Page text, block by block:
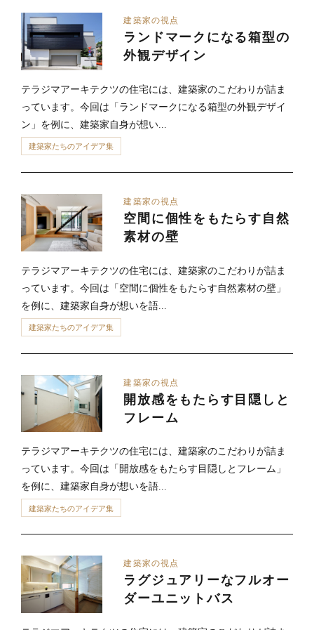
建築家の視点
ランドマークになる箱型の
外観デザイン
テラジマアーキテクツの住宅には、建築家のこだわりが詰ま
っています。今回は「ランドマークになる箱型の外観デザイ
ン」を例に、建築家自身が想い...
建築家たちのアイデア集
建築家の視点
空間に個性をもたらす自然
素材の壁
テラジマアーキテクツの住宅には、建築家のこだわりが詰ま
っています。今回は「空間に個性をもたらす自然素材の壁」
を例に、建築家自身が想いを語...
建築家たちのアイデア集
建築家の視点
開放感をもたらす目隠しと
フレーム
テラジマアーキテクツの住宅には、建築家のこだわりが詰ま
っています。今回は「開放感をもたらす目隠しとフレーム」
を例に、建築家自身が想いを語...
建築家たちのアイデア集
建築家の視点
ラグジュアリーなフルオー
ダーユニットバス